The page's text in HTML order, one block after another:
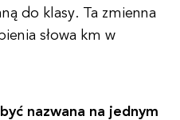
do klasy. Ta zmienna
słowa km w
nazwana na jednym